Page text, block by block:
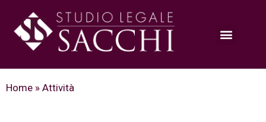
Home » Attività